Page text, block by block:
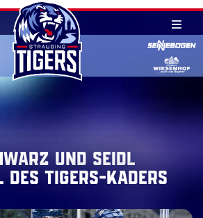
und Seidl
des Tigers-Kaders